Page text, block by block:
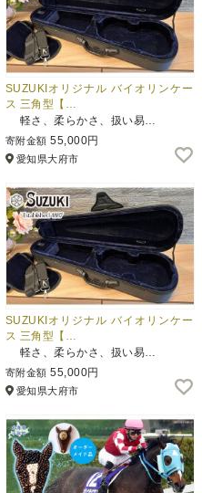
SUZUKIオリジナル バイオリンケー
ス 三角型【…
軽さ、柔らかさ、扱い易…
寄附金額 55,000円
愛知県大府市
SUZUKIオリジナル バイオリンケー
ス 三角型【…
軽さ、柔らかさ、扱い易…
寄附金額 55,000円
愛知県大府市